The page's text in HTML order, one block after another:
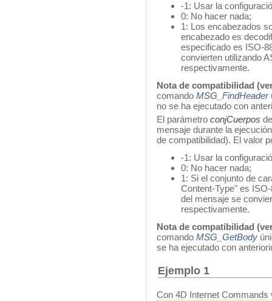
-1: Usar la
0: No hacer nada;
1: Los encabezados
encabezado es
especificado es ISO-
convierten utilizando
respectivamente.
Nota de compatibilidad
comando MSG_FindHeader
no se ha ejecutado con
El parámetro conjCuerpos
mensaje durante la
de compatibilidad). El valor
-1: Usar la
0: No hacer nada;
1: Si el conjunto de
Content-Type" es
del mensaje se
respectivamente.
Nota de compatibilidad
comando MSG_GetBody
se ha ejecutado con
Ejemplo 1
Con 4D Internet Commands